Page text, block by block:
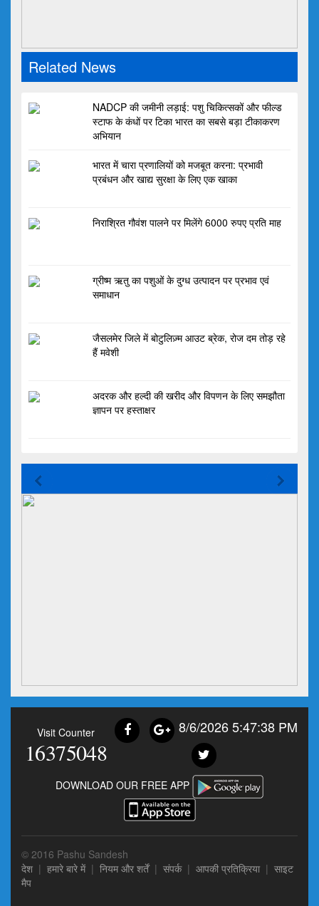
Related News
NADCP की जमीनी लड़ाई: पशु चिकित्सकों और फील्ड
स्टाफ के कंधों पर टिका भारत का सबसे बड़ा टीकाकरण
अभियान
भारत में चारा प्रणालियों को मजबूत करना: प्रभावी
प्रबंधन और खाद्य सुरक्षा के लिए एक खाका
निराश्रित गौवंश पालने पर मिलेंगे 6000 रुपए प्रति माह
ग्रीष्म ऋतु का पशुओं के दुग्ध उत्पादन पर प्रभाव एवं
समाधान
जैसलमेर जिले में बोटुलिज़्म आउट ब्रेक, रोज दम तोड़ रहे
हैं मवेशी
अदरक और हल्दी की खरीद और विपणन के लिए समझौता
ज्ञापन पर हस्ताक्षर
Visit Counter
16375048
8/6/2026 5:47:38 PM
DOWNLOAD OUR FREE APP
© 2016 Pashu Sandesh
देश | हमारे बारे में | नियम और शर्तें| संपर्क | आपकी प्रतिक्रिया | साइट
मैप